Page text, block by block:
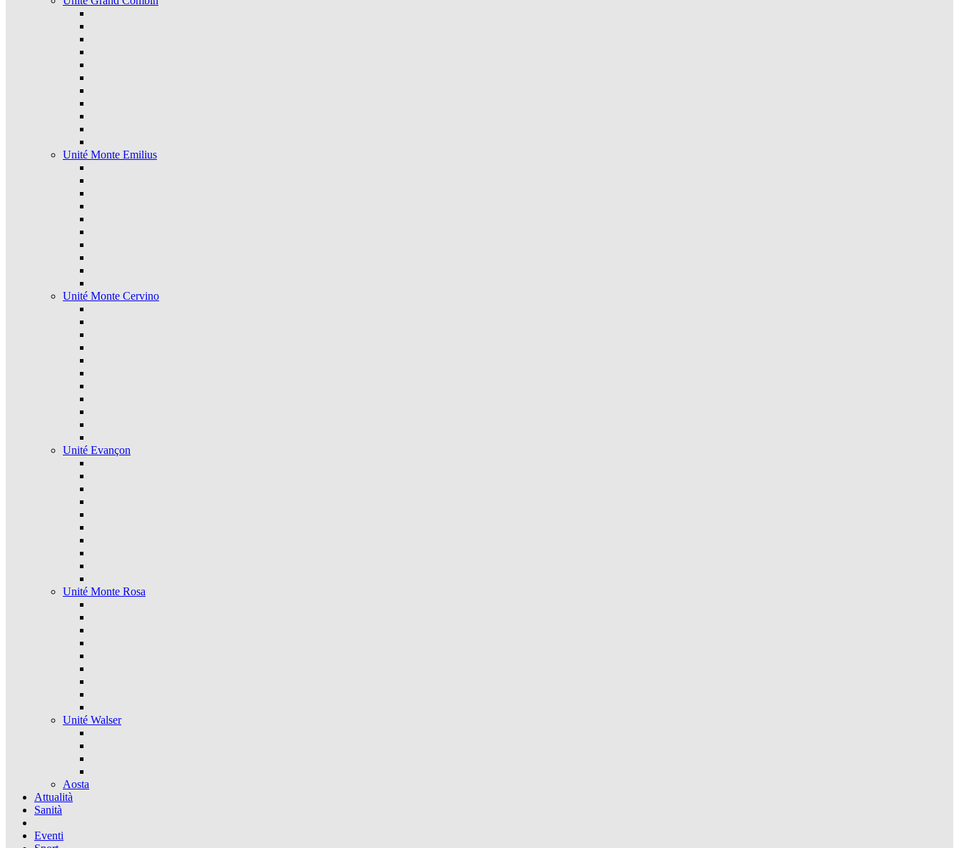
Unité Monte Emilius
Unité Monte Cervino
Unité Evançon
Unité Monte Rosa
Unité Walser
Aosta
Attualità
Sanità
Eventi